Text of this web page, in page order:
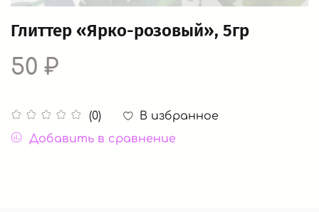
Глиттер «Ярко-розовый», 5гр
(0)
В избранное
Добавить в сравнение
50 ₽